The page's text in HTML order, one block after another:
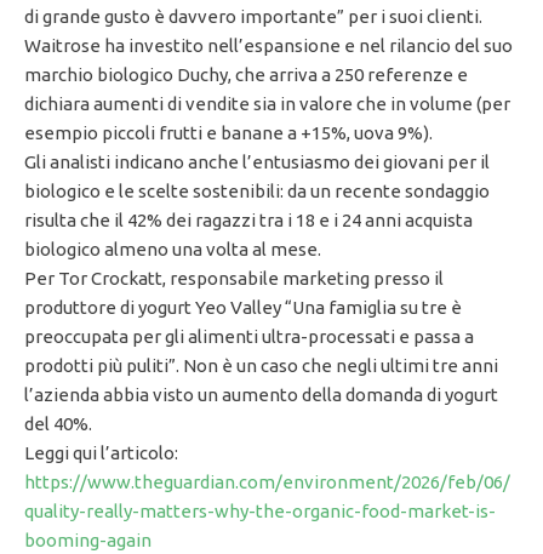
di grande gusto è davvero importante” per i suoi clienti.
Waitrose ha investito nell’espansione e nel rilancio del suo
marchio biologico Duchy, che arriva a 250 referenze e
dichiara aumenti di vendite sia in valore che in volume (per
esempio piccoli frutti e banane a +15%, uova 9%).
Gli analisti indicano anche l’entusiasmo dei giovani per il
biologico e le scelte sostenibili: da un recente sondaggio
risulta che il 42% dei ragazzi tra i 18 e i 24 anni acquista
biologico almeno una volta al mese.
Per Tor Crockatt, responsabile marketing presso il
produttore di yogurt Yeo Valley “Una famiglia su tre è
preoccupata per gli alimenti ultra-processati e passa a
prodotti più puliti”. Non è un caso che negli ultimi tre anni
l’azienda abbia visto un aumento della domanda di yogurt
del 40%.
Leggi qui l’articolo:
https://www.theguardian.com/environment/2026/feb/06/
quality-really-matters-why-the-organic-food-market-is-
booming-again